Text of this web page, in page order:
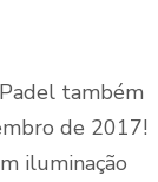
também
de 2017!
iluminação